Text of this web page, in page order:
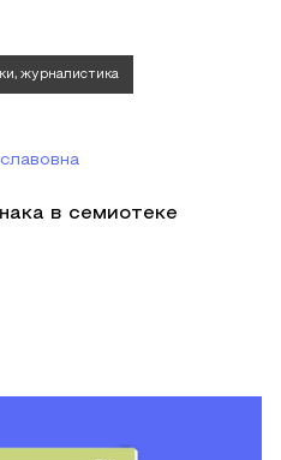
журналистика
в семиотеке